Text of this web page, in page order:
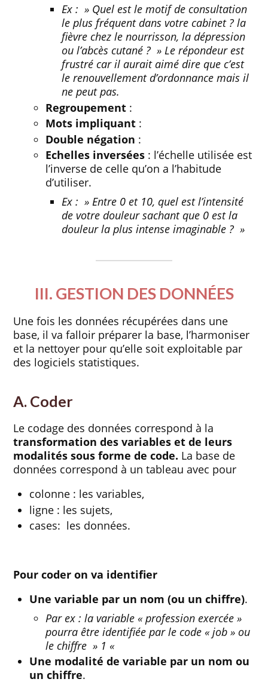
Ex : » Quel est le motif de consultation
le plus fréquent dans votre cabinet ? la
fièvre chez le nourrisson, la dépression
ou l’abcès cutané ? » Le répondeur est
frustré car il aurait aimé dire que c’est
le renouvellement d’ordonnance mais il
ne peut pas.
Regroupement:
Mots impliquant:
Double négation :
Echelles inversées: l’échelle utilisée est
l’inverse de celle qu’on a l’habitude
d’utiliser.
Ex : » Entre 0 et 10, quel est l’intensité
de votre douleur sachant que 0 est la
douleur la plus intense imaginable ? »
III. GESTION DES DONNÉES
Une fois les données récupérées dans une
base, il va falloir préparer la base, l’harmoniser
et la nettoyer pour qu’elle soit exploitable par
des logiciels statistiques.
A. Coder
Le codage des données correspond à la
transformation des variables et de leurs
modalités sous forme de code. La base de
données correspond à un tableau avec pour
colonne : les variables,
ligne : les sujets,
cases: les données.
Pour coder on va identifier
Une variable par un nom (ou un chiffre).
Par ex : la variable « profession exercée »
pourra être identifiée par le code « job » ou
le chiffre » 1 «
Une modalité de variable par un nom ou
un chiffre.